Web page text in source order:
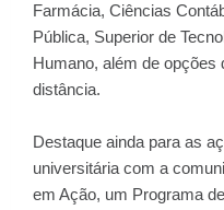
Farmácia, Ciências
Pública, Superior de
Humano, além de
distância.
Destaque ainda para as
universitária com a
em Ação, um Programa